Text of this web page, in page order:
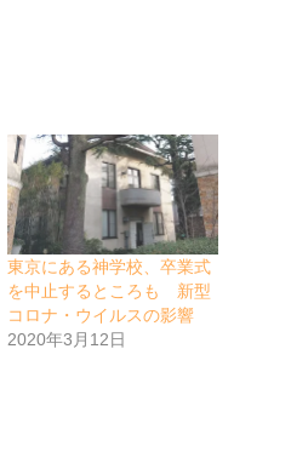
東京にある神学校、卒業式
を中止するところも 新型
コロナ・ウイルスの影響
2020年3月12日